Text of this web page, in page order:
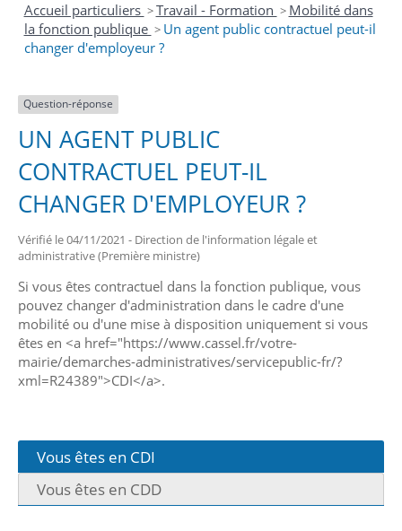
Accueil particuliers >Travail - Formation > Mobilité dans
la fonction publique > Un agent public contractuel peut-il
changer d'employeur ?
Question-réponse
UN AGENT PUBLIC
CONTRACTUEL PEUT-IL
CHANGER D'EMPLOYEUR ?
Vérifié le 04/11/2021 - Direction de l'information légale et
administrative (Première ministre)
Si vous êtes contractuel dans la fonction publique, vous
pouvez changer d'administration dans le cadre d'une
mobilité ou d'une mise à disposition uniquement si vous
êtes en <a href="https://www.cassel.fr/votre-
mairie/demarches-administratives/servicepublic-fr/?
xml=R24389">CDI</a>.
Vous êtes en CDI
Vous êtes en CDD